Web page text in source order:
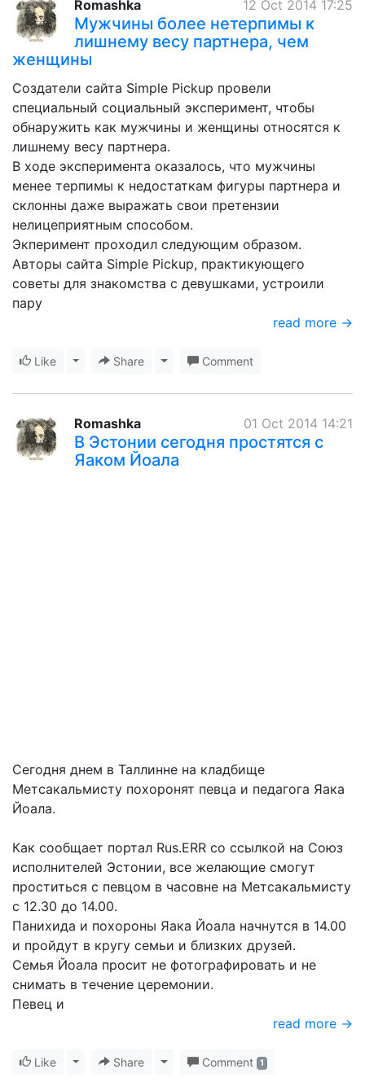
12 Oct 2014 17:25
Romashka
Мужчины более нетерпимы к
лишнему весу партнера, чем
женщины
Создатели сайта Simple Pickup провели
специальный социальный эксперимент, чтобы
обнаружить как мужчины и женщины относятся к
лишнему весу партнера.
В ходе эксперимента оказалось, что мужчины
менее терпимы к недостаткам фигуры партнера и
склонны даже выражать свои претензии
нелицеприятным способом.
Экперимент проходил следующим образом.
Авторы сайта Simple Pickup, практикующего
советы для знакомства с девушками, устроили
пару
read more →
Like Toggle Dropdown
Share Toggle Dropdown
Comment
01 Oct 2014 14:21
Romashka
В Эстонии сегодня простятся с
Яаком Йоала
Сегодня днем в Таллинне на кладбище
Метсакальмисту похоронят певца и педагога Яака
Йоала.
Как сообщает портал Rus.ERR со ссылкой на Союз
исполнителей Эстонии, все желающие смогут
проститься с певцом в часовне на Метсакальмисту
с 12.30 до 14.00.
Панихида и похороны Яака Йоала начнутся в 14.00
и пройдут в кругу семьи и близких друзей.
Семья Йоала просит не фотографировать и не
снимать в течение церемонии.
Певец и
read more →
Like Toggle Dropdown
Share Toggle Dropdown
Comment 1